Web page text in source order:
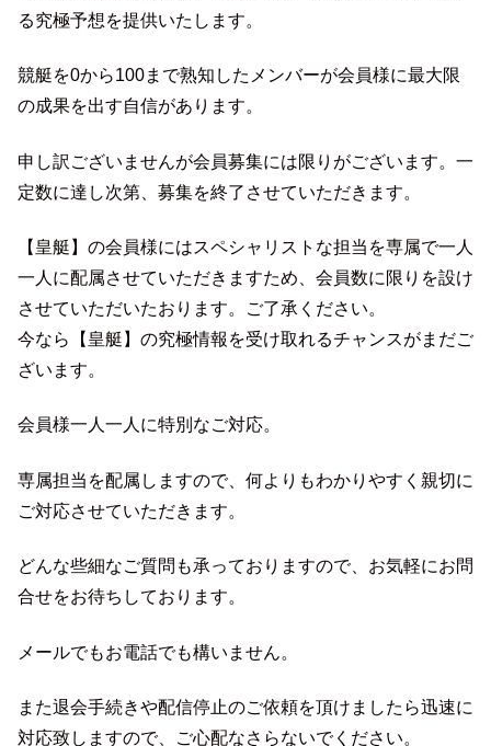
る究極予想を提供いたします。
競艇を0から100まで熟知したメンバーが会員様に最大限
の成果を出す自信があります。
申し訳ございませんが会員募集には限りがございます。一
定数に達し次第、募集を終了させていただきます。
【皇艇】の会員様にはスペシャリストな担当を専属で一人
一人に配属させていただきますため、会員数に限りを設け
させていただいたおります。ご了承ください。
今なら【皇艇】の究極情報を受け取れるチャンスがまだご
ざいます。
会員様一人一人に特別なご対応。
専属担当を配属しますので、何よりもわかりやすく親切に
ご対応させていただきます。
どんな些細なご質問も承っておりますので、お気軽にお問
合せをお待ちしております。
メールでもお電話でも構いません。
また退会手続きや配信停止のご依頼を頂けましたら迅速に
対応致しますので、ご心配なさらないでください。